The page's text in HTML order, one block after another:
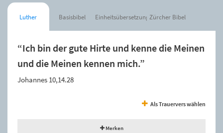
Luther Basisbibel Einheitsübersetzung Zürcher Bibel
“Ich bin der gute Hirte und kenne die Meinen
und die Meinen kennen mich.”
Johannes 10,14.28
Als Trauervers wählen
Merken